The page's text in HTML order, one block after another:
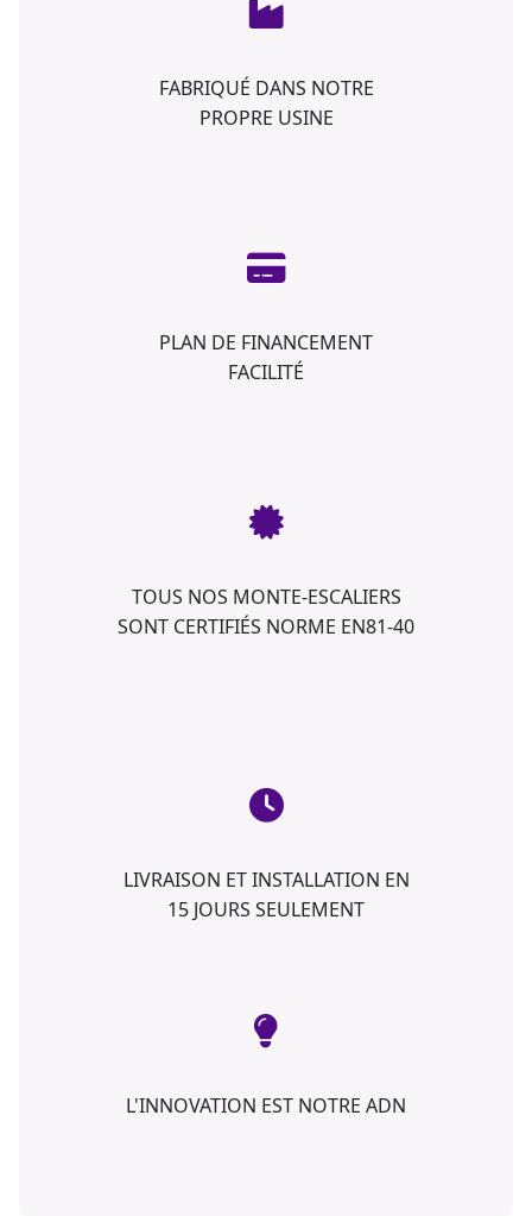
FABRIQUÉ DANS NOTRE
PROPRE USINE
PLAN DE FINANCEMENT
FACILITÉ
TOUS NOS MONTE-ESCALIERS
SONT CERTIFIÉS NORME EN81-40
LIVRAISON ET INSTALLATION EN
15 JOURS SEULEMENT
L'INNOVATION EST NOTRE ADN